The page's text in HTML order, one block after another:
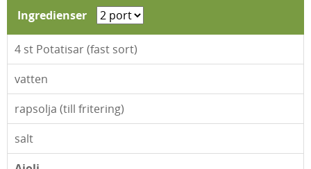
Ingredienser
4 st Potatisar (fast sort)
vatten
rapsolja (till fritering)
salt